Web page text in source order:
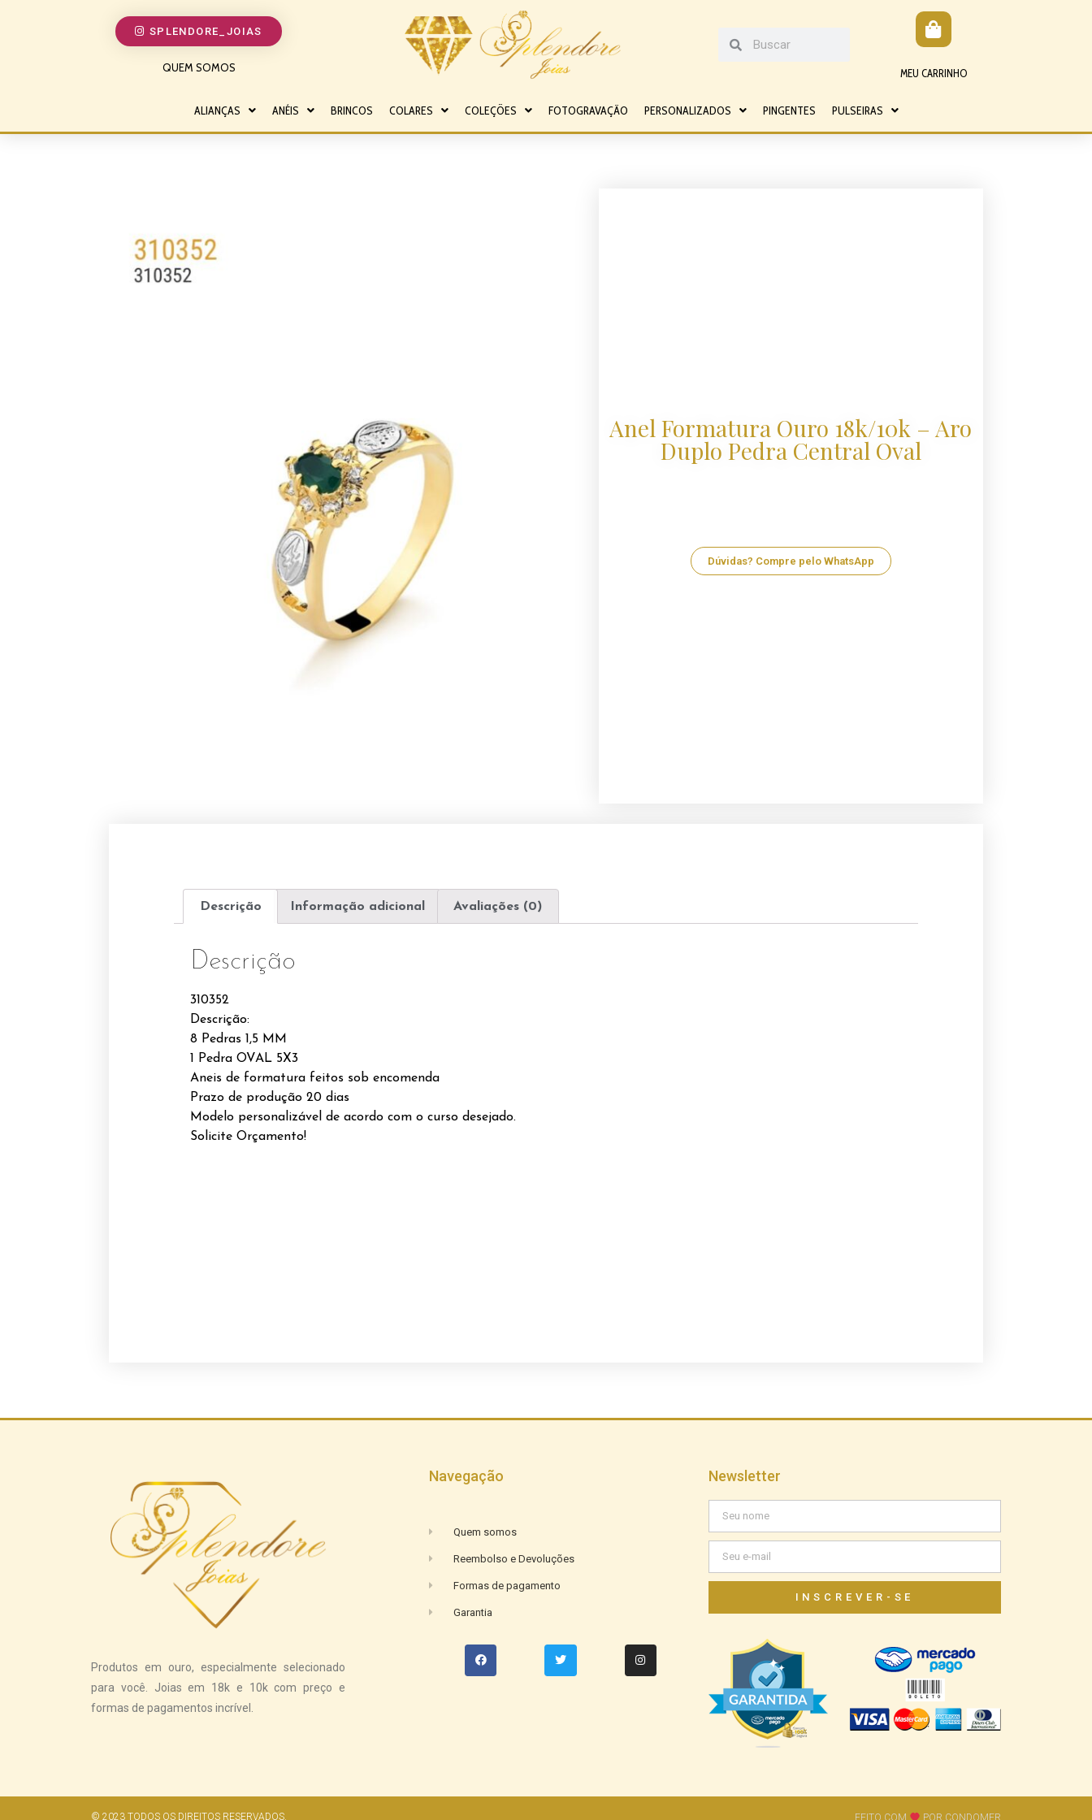
SPLENDORE_JOIAS
QUEM SOMOS MEU CARRINHO
ALIANÇAS ANÉIS BRINCOS COLARES COLEÇÕES FOTOGRAVAÇÃO PERSONALIZADOS PINGENTES PULSEIRAS
Anel Formatura Ouro 18k/10k – Aro
Duplo Pedra Central Oval
Dúvidas? Compre pelo WhatsApp
Descrição Informação adicional Avaliações (0)
Descrição
310352
Descrição:
8 Pedras 1,5 MM
1 Pedra OVAL 5X3
Aneis de formatura feitos sob encomenda
Prazo de produção 20 dias
Modelo personalizável de acordo com o curso desejado.
Solicite Orçamento!
Produtos em ouro, especialmente selecionado
para você. Joias em 18k e 10k com preço e
formas de pagamentos incrível.
Navegação
Quem somos
Reembolso e Devoluções
Formas de pagamento
Garantia
Newsletter
INSCREVER-SE
© 2023 TODOS OS DIREITOS RESERVADOS. FEITO COM POR CONDOMER​